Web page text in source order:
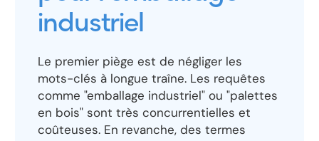
industriel
Le premier piège est de négliger les
mots-clés à longue traîne. Les requêtes
comme "emballage industriel" ou "palettes
en bois" sont très concurrentielles et
coûteuses. En revanche, des termes